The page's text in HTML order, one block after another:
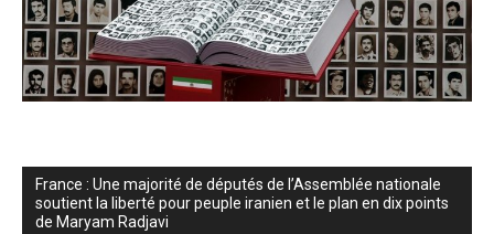
France : Une majorité de députés de l’Assemblée nationale
soutient la liberté pour peuple iranien et le plan en dix points
de Maryam Radjavi